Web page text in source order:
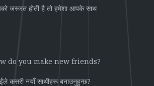
जरूरत होती है तो हमेशा आपके साथ
do you make new friends?
कसरी नयाँ साथीहरू बनाउनुहुन्छ?